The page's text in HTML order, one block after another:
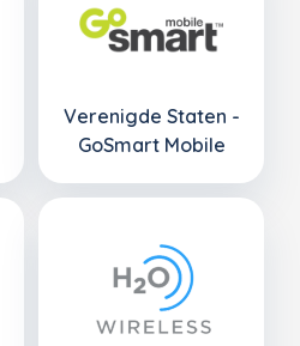
Verenigde Staten -
GoSmart Mobile